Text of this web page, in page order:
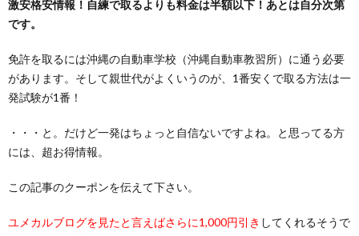
激安格安情報！自練で取るよりも料金は半額以下！あとは自分次第
です。
免許を取るには沖縄の自動車学校（沖縄自動車教習所）に通う必要
があります。そして親世代がよくいうのが、1番安くで取る方法は一
発試験が1番！
・・・と。だけど一発はちょっと自信ないですよね。と思ってる方
には、超お得情報。
この記事のクーポンを伝えて下さい。
ユメカルブログを見たと言えばさらに1,000円引き してくれるそうで